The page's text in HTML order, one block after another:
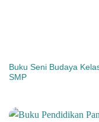
Buku Seni Budaya
SMP